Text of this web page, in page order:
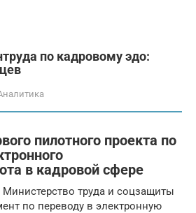
по кадровому эдо:
пилотного проекта по
в кадровой сфере
Министерство труда и соцзащиты
по переводу в электронную